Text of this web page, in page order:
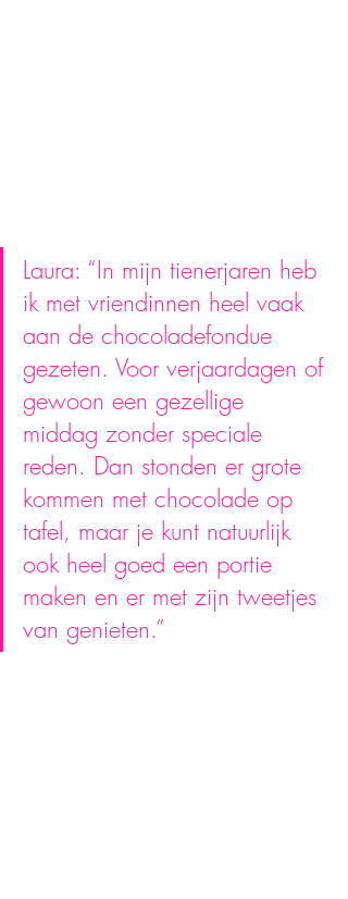
Laura: “In mijn tienerjaren heb
ik met vriendinnen heel vaak
aan de chocoladefondue
gezeten. Voor verjaardagen of
gewoon een gezellige
middag zonder speciale
reden. Dan stonden er grote
kommen met chocolade op
tafel, maar je kunt natuurlijk
ook heel goed een portie
maken en er met zijn tweetjes
van genieten.”